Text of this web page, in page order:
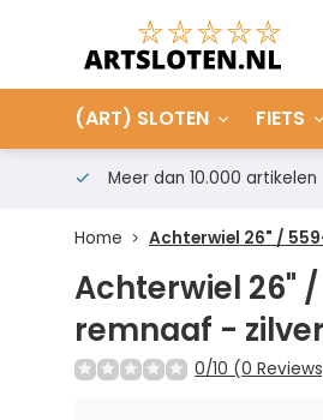
(ART) SLOTEN FIETS
Meer dan 10.000 artikelen
Home Achterwiel 26" /
Achterwiel 26"
remnaaf - zilver
0/10 (0